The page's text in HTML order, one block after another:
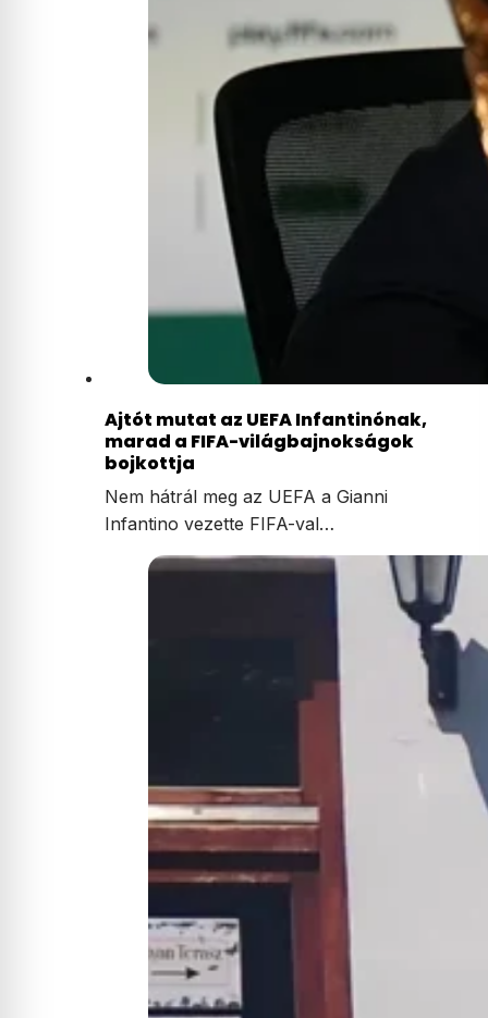
Ajtót mutat az UEFA Infantinónak,
marad a FIFA-világbajnokságok
bojkottja
Nem hátrál meg az UEFA a Gianni
Infantino vezette FIFA-val…